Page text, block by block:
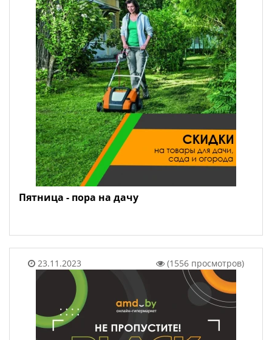
Пятница - пора на дачу
23.11.2023 (1556 просмотров)